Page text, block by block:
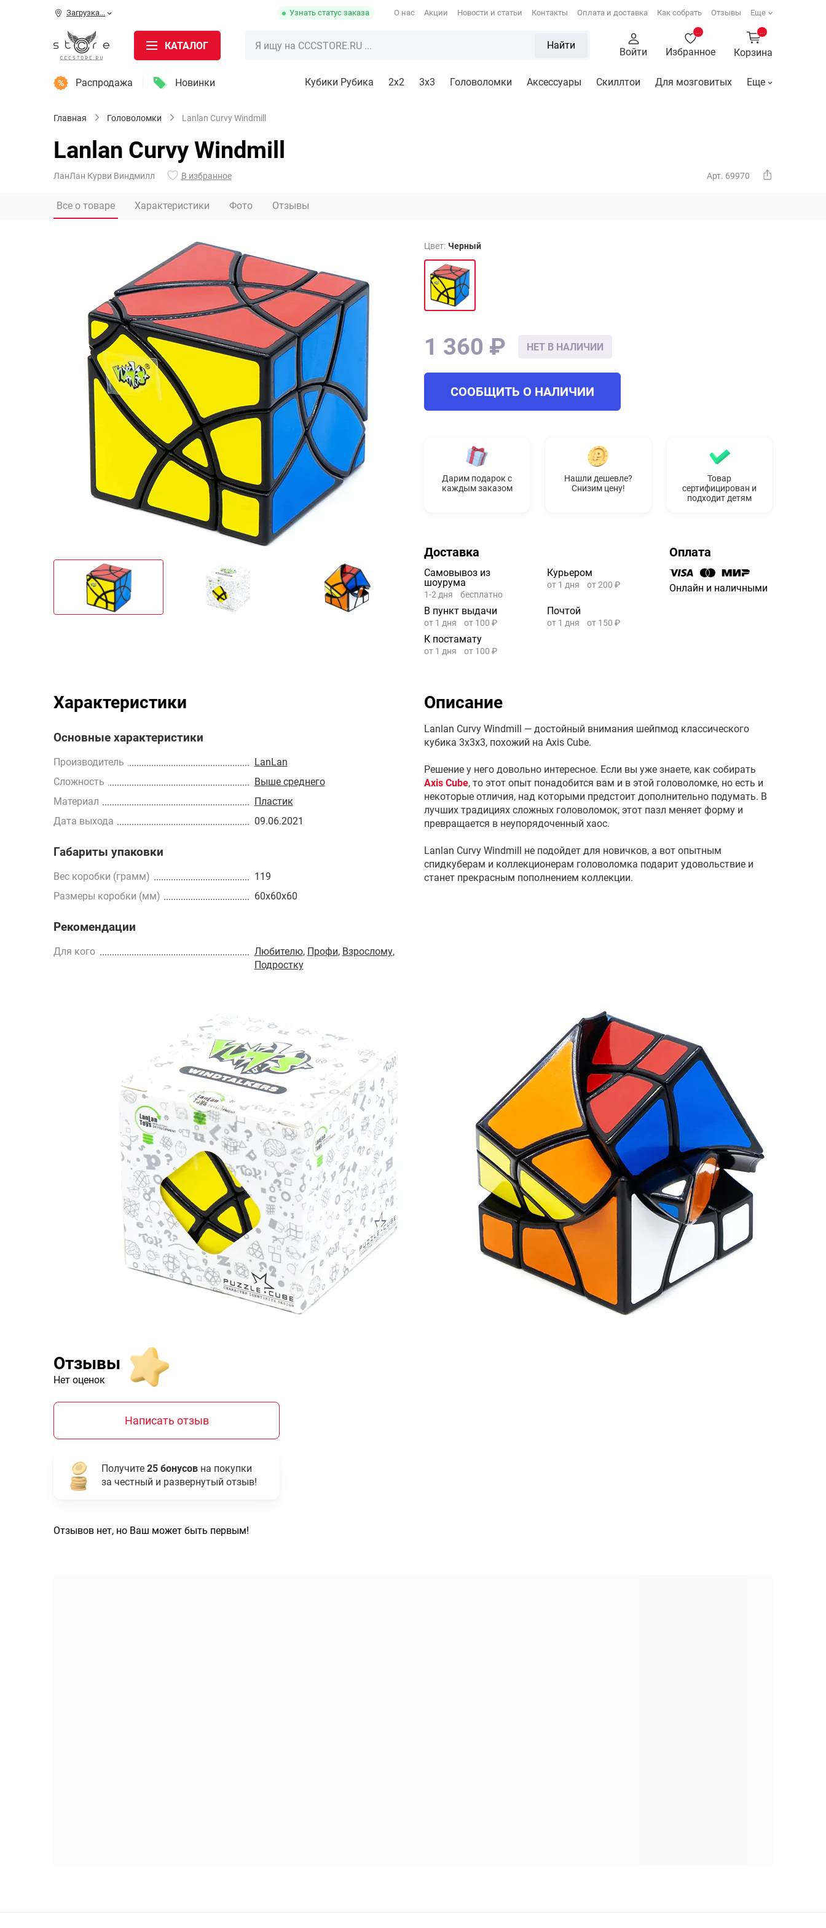
Загрузка... Узнать статус заказа О нас Акции Новости и статьи Контакты Оплата и доставка Как собрать Отзывы Еще
КАТАЛОГ Найти
Войти Избранное Корзина
Распродажа Новинки Кубики Рубика 2x2 3х3 Головоломки Аксессуары Скиллтои Для мозговитых Еще
Главная Головоломки Lanlan Curvy Windmill
Lanlan Curvy Windmill
ЛанЛан Курви Виндмилл В избранное Арт. 69970
Все о товаре Характеристики Фото Отзывы
Цвет: Черный
НЕТ В НАЛИЧИИ
1 360 ₽
СООБЩИТЬ О НАЛИЧИИ
Дарим подарок с
каждым заказом
Нашли дешевле?
Снизим цену!
Товар
сертифицирован и
подходит детям
Доставка
Самовывоз из
шоурума
1-2 дня бесплатно
Курьером
от 1 дня от 200 ₽
В пункт выдачи
от 1 дня от 100 ₽
Почтой
от 1 дня от 150 ₽
К постамату
от 1 дня от 100 ₽
Оплата
Онлайн и наличными
Характеристики
Основные характеристики
Производитель
LanLan
Сложность
Выше среднего
Материал
Пластик
Дата выхода
09.06.2021
Габариты упаковки
Вес коробки (грамм)
119
Размеры коробки (мм)
60x60x60
Рекомендации
Для кого Любителю, Профи, Взрослому,
Подростку
Описание
Lanlan Curvy Windmill — достойный внимания шейпмод классического
кубика 3х3х3, похожий на Axis Cube.
Решение у него довольно интересное. Если вы уже знаете, как собирать
Axis Cube, то этот опыт понадобится вам и в этой головоломке, но есть и
некоторые отличия, над которыми предстоит дополнительно подумать. В
лучших традициях сложных головоломок, этот пазл меняет форму и
превращается в неупорядоченный хаос.
Lanlan Curvy Windmill не подойдет для новичков, а вот опытным
спидкуберам и коллекционерам головоломка подарит удовольствие и
станет прекрасным пополнением коллекции.
Отзывы
Нет оценок
Написать отзыв
Получите 25 бонусов на покупки
за честный и развернутый отзыв!
Отзывов нет, но Ваш может быть первым!